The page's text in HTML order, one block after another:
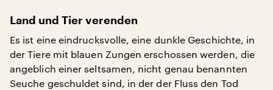
Land und Tier verenden
Es ist eine eindrucksvolle, eine dunkle Geschichte, in
der Tiere mit blauen Zungen erschossen werden, die
angeblich einer seltsamen, nicht genau benannten
Seuche geschuldet sind, in der der Fluss den Tod